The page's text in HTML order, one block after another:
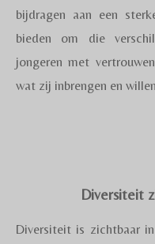
bijdragen aan een
bieden om die
jongeren met
wat zij inbrengen en
Diversiteit
Diversiteit is zichtbaar